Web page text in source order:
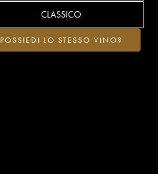
CLASSICO
POSSIEDI LO STESSO VINO?